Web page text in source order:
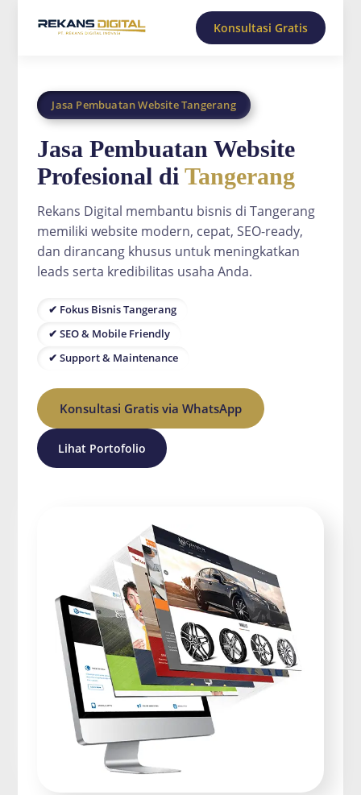
Konsultasi Gratis
Jasa Pembuatan Website Tangerang
Jasa Pembuatan Website
Profesional diTangerang
Rekans Digital membantu bisnis di Tangerang
memiliki website modern, cepat, SEO-ready,
dan dirancang khusus untuk meningkatkan
leads serta kredibilitas usaha Anda.
✔ Fokus Bisnis Tangerang
✔ SEO & Mobile Friendly
✔ Support & Maintenance
Konsultasi Gratis via WhatsApp
Lihat Portofolio